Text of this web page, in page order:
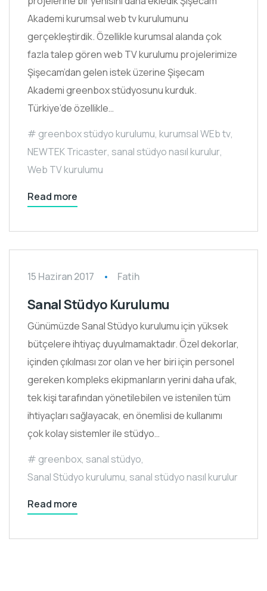
Akademi kurumsal web tv kurulumunu
gerçekleştirdik. Özellikle kurumsal alanda çok
fazla talep gören web TV kurulumu projelerimize
Şişecam’dan gelen istek üzerine Şişecam
Akademi greenbox stüdyosunu kurduk.
Türkiye’de özellikle…
greenbox stüdyo kurulumu, kurumsal WEb tv,
NEWTEK Tricaster, sanal stüdyo nasıl kurulur,
Web TV kurulumu
Read more
15 Haziran 2017 Fatih
Sanal Stüdyo Kurulumu
Günümüzde Sanal Stüdyo kurulumu için yüksek
bütçelere ihtiyaç duyulmamaktadır. Özel dekorlar,
içinden çıkılması zor olan ve her biri için personel
gereken kompleks ekipmanların yerini daha ufak,
tek kişi tarafından yönetilebilen ve istenilen tüm
ihtiyaçları sağlayacak, en önemlisi de kullanımı
çok kolay sistemler ile stüdyo…
greenbox, sanal stüdyo,
Sanal Stüdyo kurulumu, sanal stüdyo nasıl kurulur
Read more